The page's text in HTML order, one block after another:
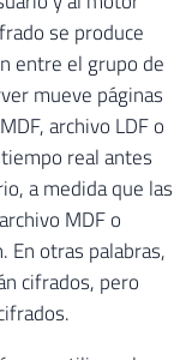
se produce
entre el grupo de
mueve páginas
archivo LDF o
real antes
a medida que las
MDF o
En otras palabras,
cifrados, pero